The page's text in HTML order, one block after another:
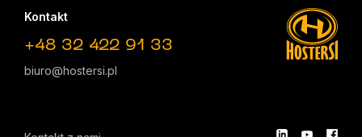
Kontakt
+48 32 422 91 33
biuro@hostersi.pl